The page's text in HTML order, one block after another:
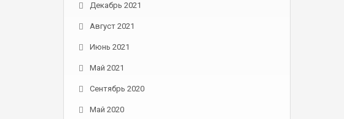
Декабрь 2021
Август 2021
Июнь 2021
Май 2021
Сентябрь 2020
Май 2020